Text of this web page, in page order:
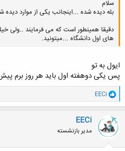
سلام
بله دیده شده ...اینجانب یکی از موارد دیده
دقیقا همینطور است که می فرمایند ..ولی
های اول دانشگاه ...میتونید.
ایول به تو
پس یکی دوهفته اول باید هر روز برم
و
ا
ک
ش
ه
ا
EECi
EECi
مدیر بازنشسته